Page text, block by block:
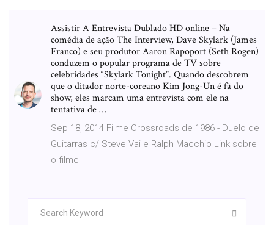
Assistir A Entrevista Dublado HD online – Na
comédia de ação The Interview, Dave Skylark (James
Franco) e seu produtor Aaron Rapoport (Seth Rogen)
conduzem o popular programa de TV sobre
celebridades “Skylark Tonight”. Quando descobrem
que o ditador norte-coreano Kim Jong-Un é fã do
show, eles marcam uma entrevista com ele na
tentativa de …
Sep 18, 2014 Filme Crossroads de 1986 - Duelo de
Guitarras c/ Steve Vai e Ralph Macchio Link sobre
o filme